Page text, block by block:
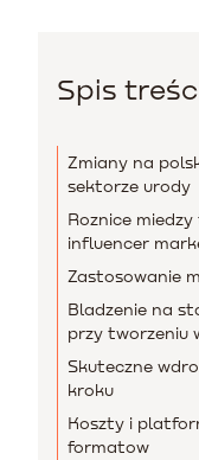
Spis
Zmiany na
sektorze urody
Roznice
influencer
Zastosowanie
Bladzenie na
przy tworzeniu
Skuteczne
kroku
Koszty i
formatow